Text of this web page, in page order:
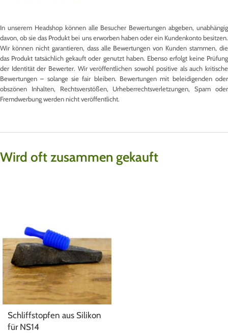
In unserem Headshop können alle Besucher Bewertungen abgeben, unabhängig
davon, ob sie das Produkt bei uns erworben haben oder ein Kundenkonto besitzen.
Wir können nicht garantieren, dass alle Bewertungen von Kunden stammen, die
das Produkt tatsächlich gekauft oder genutzt haben. Ebenso erfolgt keine Prüfung
der Identität der Bewerter. Wir veröffentlichen sowohl positive als auch kritische
Bewertungen – solange sie fair bleiben. Bewertungen mit beleidigenden oder
obszönen Inhalten, Rechtsverstößen, Urheberrechtsverletzungen, Spam oder
Fremdwerbung werden nicht veröffentlicht.
Wird oft zusammen gekauft
Schliffstopfen aus Silikon
für NS14